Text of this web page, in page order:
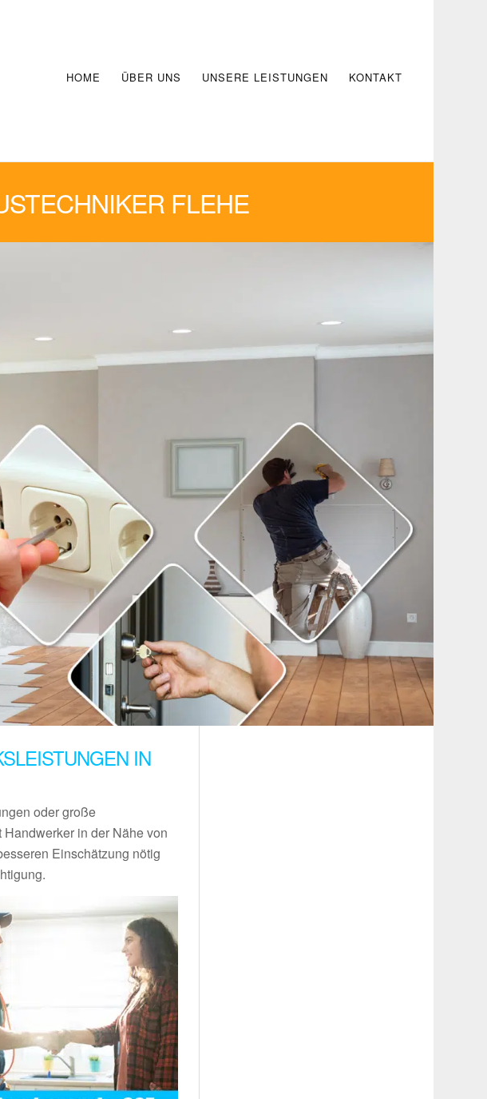
HOME ÜBER UNS UNSERE LEISTUNGEN KONTAKT
FLEHE
IN
oder große
in der Nähe von
Einschätzung nötig